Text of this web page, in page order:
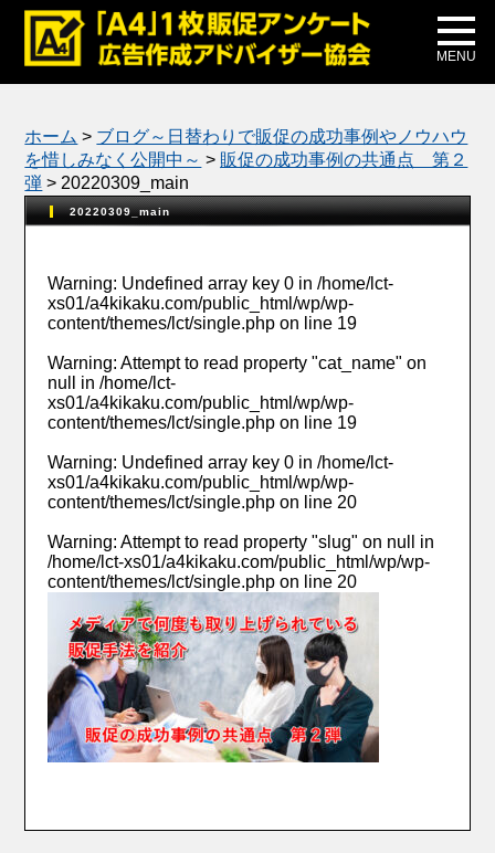
MENU
メディア掲載
公式ブログ
ホーム > ブログ～日替わりで販促の成功事例やノウハウ
を惜しみなく公開中～ > 販促の成功事例の共通点 第２
弾 > 20220309_main
20220309_main
Warning: Undefined array key 0 in/home/lct-
xs01/a4kikaku.com/public_html/wp/wp-
content/themes/lct/single.php on line 19
Warning: Attempt to read property "cat_name" on
null in/home/lct-
xs01/a4kikaku.com/public_html/wp/wp-
content/themes/lct/single.php on line 19
Warning: Undefined array key 0 in/home/lct-
xs01/a4kikaku.com/public_html/wp/wp-
content/themes/lct/single.php on line 20
Warning: Attempt to read property "slug" on null in
/home/lct-xs01/a4kikaku.com/public_html/wp/wp-
content/themes/lct/single.php on line 20